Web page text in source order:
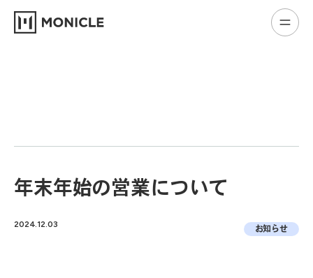
年末年始の営業について
2024.12.03 お知らせ